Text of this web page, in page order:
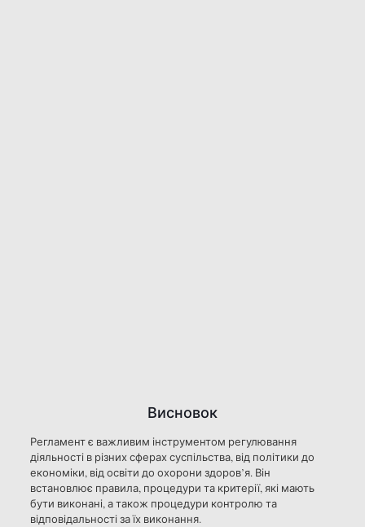
Висновок
Регламент є важливим інструментом регулювання
діяльності в різних сферах суспільства, від політики до
економіки, від освіти до охорони здоров’я. Він
встановлює правила, процедури та критерії, які мають
бути виконані, а також процедури контролю та
відповідальності за їх виконання.